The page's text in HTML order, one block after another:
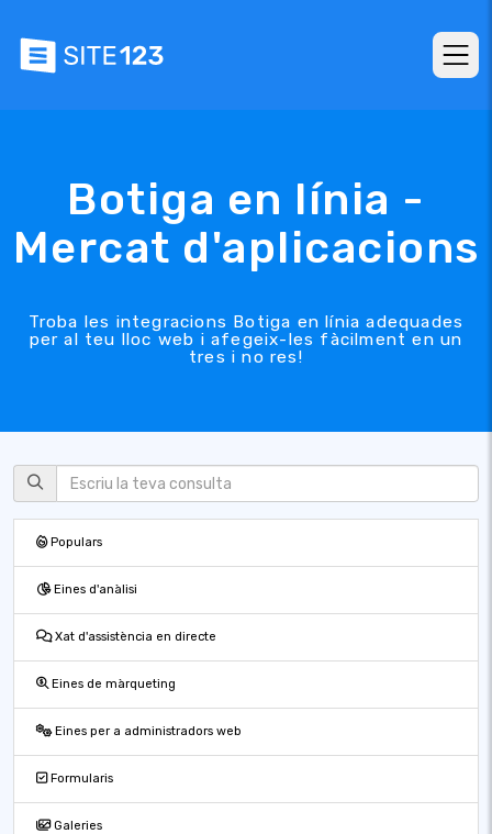
Botiga en línia -
Mercat d'aplicacions
Troba les integracions Botiga en línia adequades
per al teu lloc web i afegeix-les fàcilment en un
tres i no res!
Populars
Eines d'anàlisi
Xat d'assistència en directe
Eines de màrqueting
Eines per a administradors web
Formularis
Galeries